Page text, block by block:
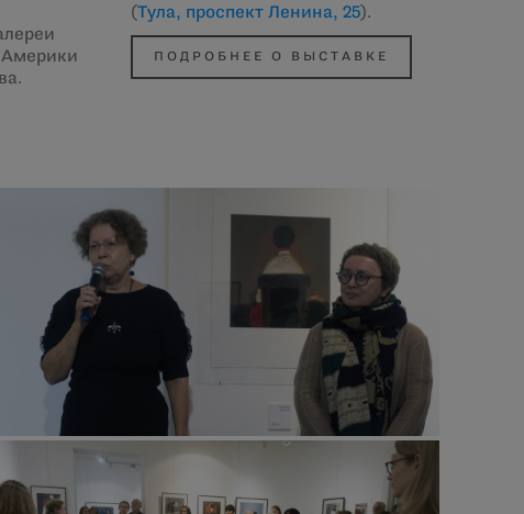
Америки
(
Тула, проспект Ленина, 25).
ПОДРОБНЕЕ О ВЫСТАВКЕ